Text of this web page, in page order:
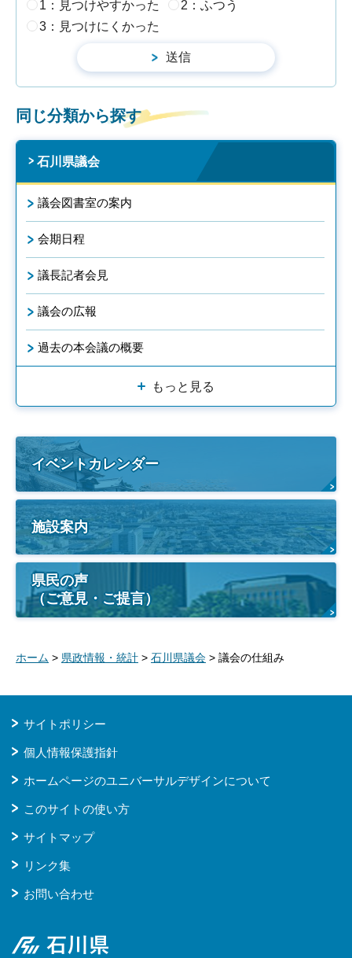
1：見つけやすかった
2：ふつう
3：見つけにくかった
同じ分類から探す
石川県議会
議会図書室の案内
会期日程
議長記者会見
議会の広報
過去の本会議の概要
もっと見る
イベントカレンダー
施設案内
県民の声
（ご意見・ご提言）
ホーム > 県政情報・統計 > 石川県議会 > 議会の仕組み
サイトポリシー
個人情報保護指針
ホームページのユニバーサルデザインについて
このサイトの使い方
サイトマップ
リンク集
お問い合わせ
石川県